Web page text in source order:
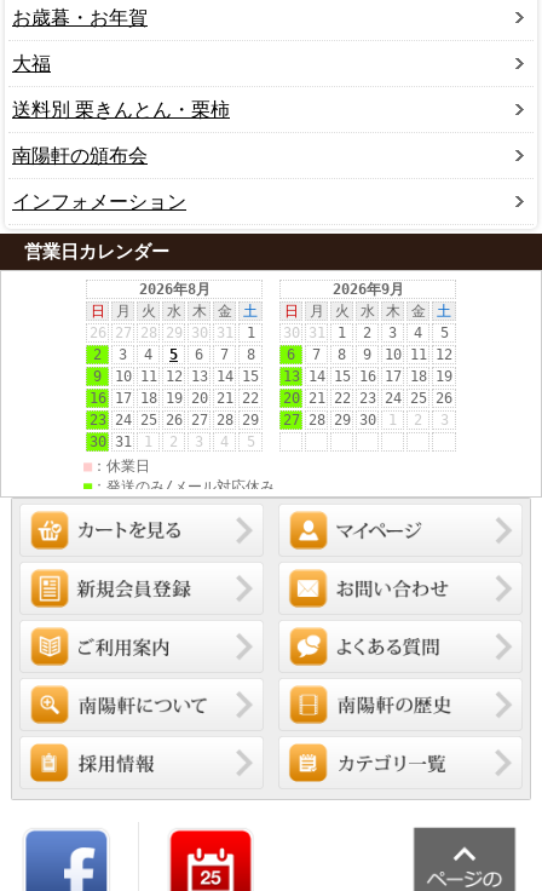
お歳暮・お年賀
大福
送料別 栗きんとん・栗柿
南陽軒の頒布会
インフォメーション
営業日カレンダー